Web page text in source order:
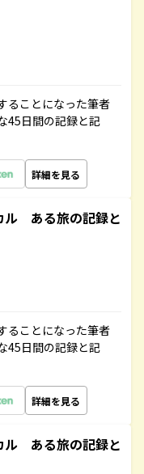
ることになった筆者
45日間の記録と記
詳細を見る
ル ある旅の記録と
ることになった筆者
45日間の記録と記
詳細を見る
ル ある旅の記録と